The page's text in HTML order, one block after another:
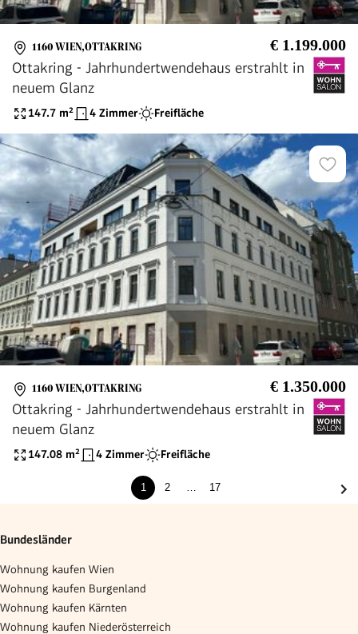
1160 WIEN,OTTAKRING € 1.199.000
Ottakring - Jahrhundertwendehaus erstrahlt in
neuem Glanz
147.7 m² 4 Zimmer Freifläche
1160 WIEN,OTTAKRING € 1.350.000
Ottakring - Jahrhundertwendehaus erstrahlt in
neuem Glanz
147.08 m² 4 Zimmer Freifläche
1 2 17
Bundesländer
Wohnung kaufen Wien
Wohnung kaufen Burgenland
Wohnung kaufen Kärnten
Wohnung kaufen Niederösterreich